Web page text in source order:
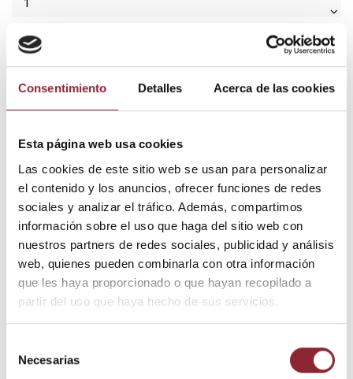
Consentimiento Detalles Acerca de las cookies
Esta página web usa cookies
Las cookies de este sitio web se usan para personalizar
el contenido y los anuncios, ofrecer funciones de redes
sociales y analizar el tráfico. Además, compartimos
información sobre el uso que haga del sitio web con
nuestros partners de redes sociales, publicidad y análisis
web, quienes pueden combinarla con otra información
que les haya proporcionado o que hayan recopilado a
partir del uso que haya hecho de sus servicios.
Necesarias
¿Tienes dudas? Te asesoramos
Envío gratis +60€
Pago seguro
Entrega 24/72h
DESCUBRE NUESTRA TIENDA FÍSICA